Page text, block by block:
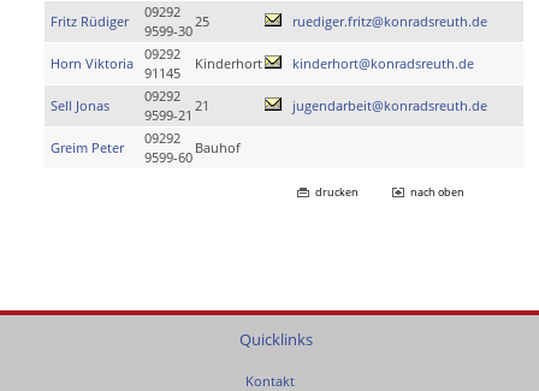
Fritz Rüdiger
09292
9599-30
25 ruediger.fritz@konradsreuth.de
Horn Viktoria
09292
91145
Kinderhort kinderhort@konradsreuth.de
Sell Jonas
09292
9599-21
21 jugendarbeit@konradsreuth.de
Greim Peter
09292
9599-60
Bauhof
drucken nach oben
Quicklinks
Kontakt